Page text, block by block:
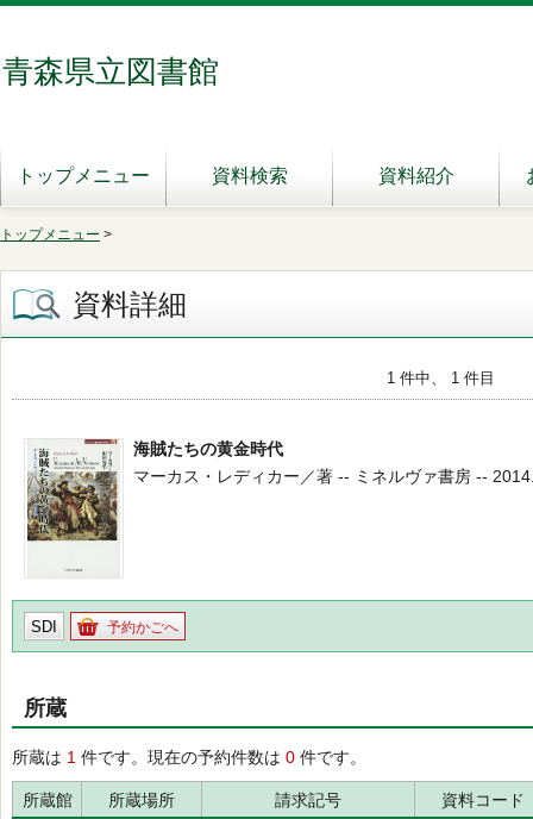
青森県立図書館
トップメニュー 資料検索 資料紹介
トップメニュー >
資料詳細
1 件中、 1 件目
海賊たちの黄金時代
マーカス・レディカー／著 -- ミネルヴァ書房 --
SDI 予約かごへ
所蔵
所蔵は 1 件です。現在の予約件数は 0 件です。
所蔵館 所蔵場所 請求記号 資料コード